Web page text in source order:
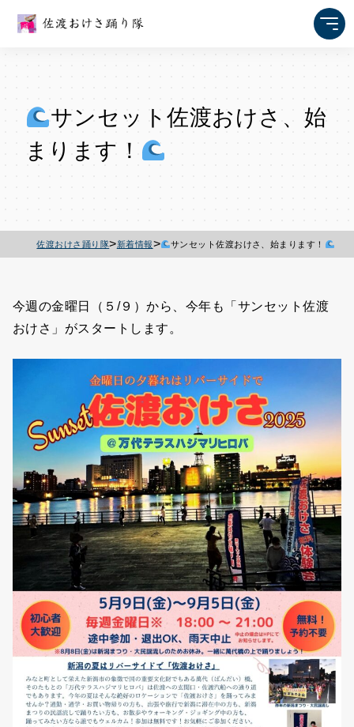
サンセット佐渡おけさ、始
まります！
佐渡おけさ踊り隊>新着情報> サンセット佐渡おけさ、始まります！
今週の金曜日（５/９）から、今年も「サンセット佐渡
おけさ」がスタートします。